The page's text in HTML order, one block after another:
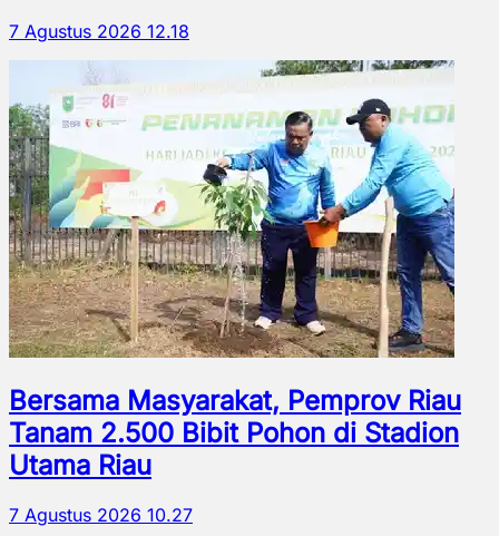
7 Agustus 2026 12.18
Bersama Masyarakat, Pemprov Riau
Tanam 2.500 Bibit Pohon di Stadion
Utama Riau
7 Agustus 2026 10.27